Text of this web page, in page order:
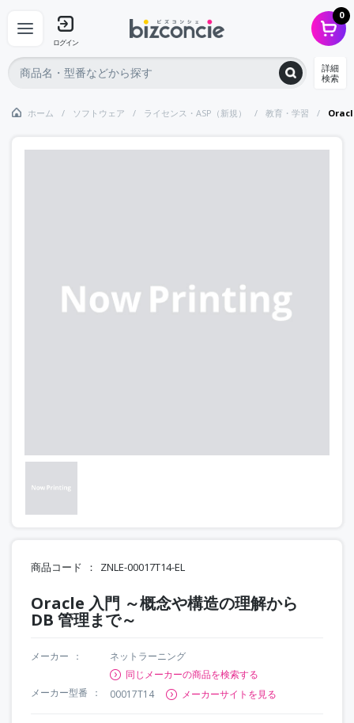
ログイン
0
詳細
検索
ホーム ソフトウェア ライセンス・ASP（新規） 教育・学習
商品コード ZNLE-00017T14-EL
Oracle 入門 ～概念や構造の理解から
DB 管理まで～
メーカー
ネットラーニング
同じメーカーの商品を検索する
メーカー型番
00017T14 メーカーサイトを見る